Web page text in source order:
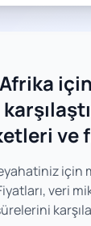
ve
için
veri